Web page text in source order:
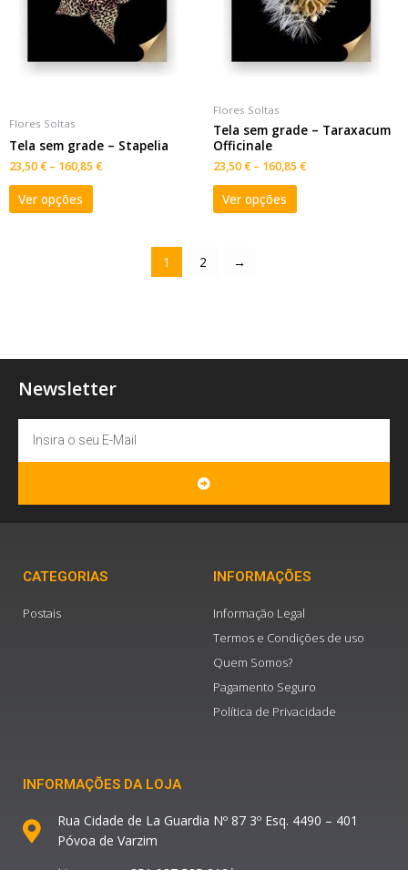
Flores Soltas
Tela sem grade – Stapelia
23,50€– 160,85€
Ver opções
Flores Soltas
Tela sem grade – Taraxacum
Officinale
23,50€– 160,85€
Ver opções
1 2 →
Newsletter
CATEGORIAS
Postais
INFORMAÇÕES
Informação Legal
Termos e Condições de uso
Quem Somos?
Pagamento Seguro
Política de Privacidade
INFORMAÇÕES DA LOJA
Rua Cidade de La Guardia Nº 87 3º Esq. 4490 – 401
Póvoa de Varzim